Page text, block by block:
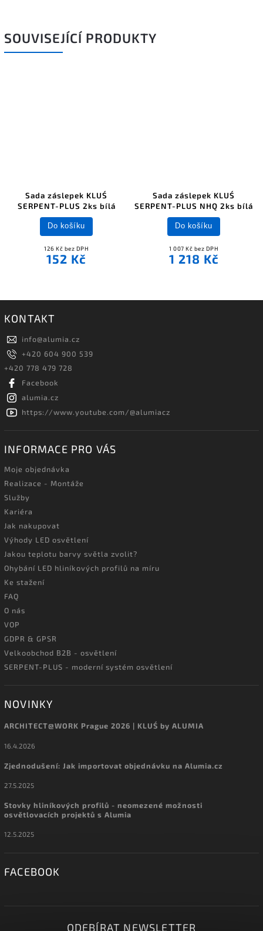
SOUVISEJÍCÍ PRODUKTY
Sada záslepek KLUŚ
SERPENT-PLUS 2ks bílá
126 Kč bez DPH
152 Kč
Do košíku
Sada záslepek KLUŚ
SERPENT-PLUS NHQ 2ks bílá
1 007 Kč bez DPH
1 218 Kč
Do košíku
KONTAKT
info@alumia.cz
+420 604 900 539
+420 778 479 728
Facebook
alumia.cz
https://www.youtube.com/@alumiacz
INFORMACE PRO VÁS
Moje objednávka
Realizace - Montáže
Služby
Kariéra
Jak nakupovat
Výhody LED osvětlení
Jakou teplotu barvy světla zvolit?
Ohybání LED hliníkových profilů na míru
Ke stažení
FAQ
O nás
VOP
GDPR & GPSR
Velkoobchod B2B - osvětlení
SERPENT-PLUS - moderní systém osvětlení
NOVINKY
ARCHITECT@WORK Prague 2026 | KLUŚ by ALUMIA
16.4.2026
Zjednodušení: Jak importovat objednávku na Alumia.cz
27.5.2025
Stovky hliníkových profilů - neomezené možnosti
osvětlovacích projektů s Alumia
12.5.2025
FACEBOOK
ODEBÍRAT NEWSLETTER